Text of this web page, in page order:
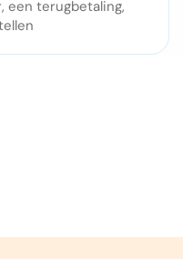
een terugbetaling,